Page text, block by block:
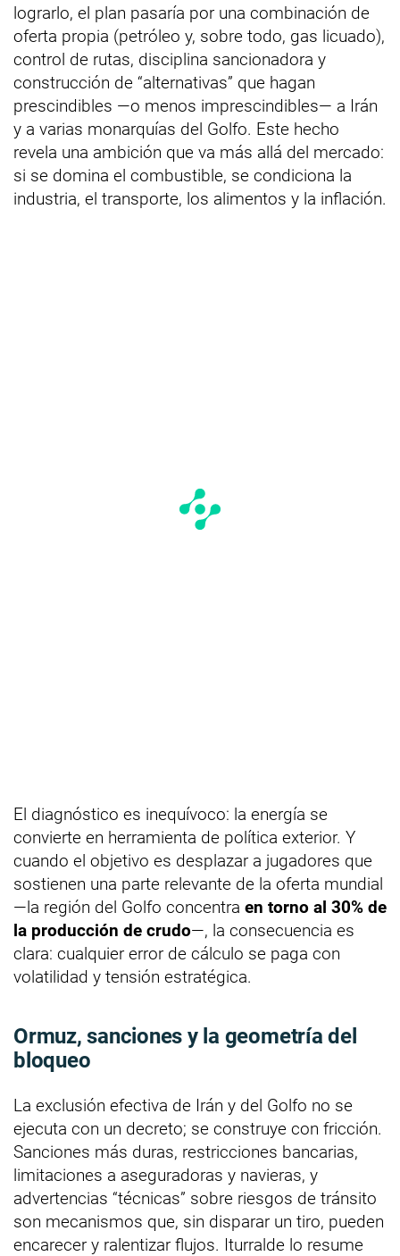
lograrlo, el plan pasaría por una combinación de
oferta propia (petróleo y, sobre todo, gas licuado),
control de rutas, disciplina sancionadora y
construcción de “alternativas” que hagan
prescindibles —o menos imprescindibles— a Irán
y a varias monarquías del Golfo. Este hecho
revela una ambición que va más allá del mercado:
si se domina el combustible, se condiciona la
industria, el transporte, los alimentos y la inflación.
El diagnóstico es inequívoco: la energía se
convierte en herramienta de política exterior. Y
cuando el objetivo es desplazar a jugadores que
sostienen una parte relevante de la oferta mundial
—la región del Golfo concentra en torno al 30% de
la producción de crudo—, la consecuencia es
clara: cualquier error de cálculo se paga con
volatilidad y tensión estratégica.
Ormuz, sanciones y la geometría del
bloqueo
La exclusión efectiva de Irán y del Golfo no se
ejecuta con un decreto; se construye con fricción.
Sanciones más duras, restricciones bancarias,
limitaciones a aseguradoras y navieras, y
advertencias “técnicas” sobre riesgos de tránsito
son mecanismos que, sin disparar un tiro, pueden
encarecer y ralentizar flujos. Iturralde lo resume